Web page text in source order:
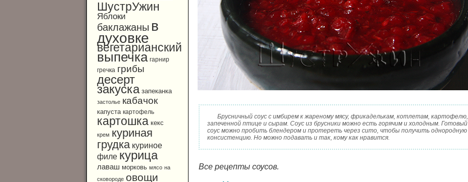
ШустрУжин
Яблоки
баклажаны в
духовке
вегетарианский
выпечка гарнир
гречка грибы
десерт
закуска запеканка
застолье кабачок
капуста картофель
картошка кекс
крем куриная
грудка куриное
филе курица
лаваш морковь мясо на
сковороде овощи
Брусничный соус с имбирем к жареному мясу, фрикаделькам, котлетам, картофелю,
запеченной птице и сырам. Соус из брусники можно есть горячим и холодным. Готовый
соус можно пробить блендером и протереть через сито, чтобы получить однородную
консистенцию. Но можно подавать и так, кому как нравится.
Все рецепты соусов.